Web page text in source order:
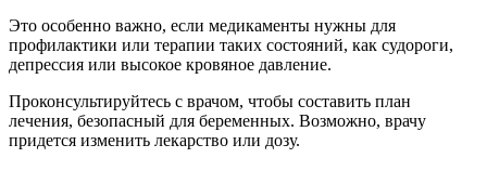
Это особенно важно, если медикаменты нужны для
профилактики или терапии таких состояний, как судороги,
депрессия или высокое кровяное давление.
Проконсультируйтесь с врачом, чтобы составить план
лечения, безопасный для беременных. Возможно, врачу
придется изменить лекарство или дозу.